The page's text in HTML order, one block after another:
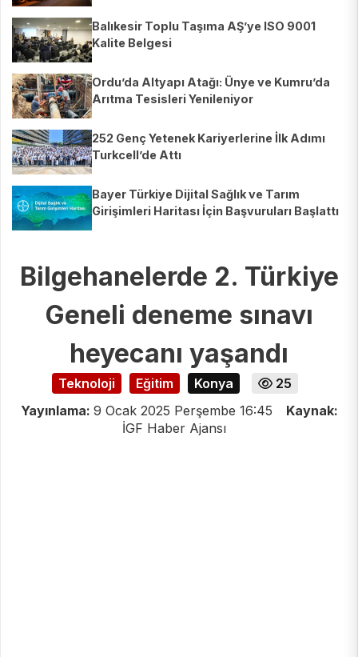
Balıkesir Toplu Taşıma AŞ’ye ISO 9001
Kalite Belgesi
Ordu’da Altyapı Atağı: Ünye ve Kumru’da
Arıtma Tesisleri Yenileniyor
252 Genç Yetenek Kariyerlerine İlk Adımı
Turkcell’de Attı
Bayer Türkiye Dijital Sağlık ve Tarım
Girişimleri Haritası İçin Başvuruları Başlattı
Bilgehanelerde 2. Türkiye
Geneli deneme sınavı
heyecanı yaşandı
Teknoloji Eğitim Konya
25
Yayınlama: 9 Ocak 2025 Perşembe 16:45
Kaynak:
İGF Haber Ajansı